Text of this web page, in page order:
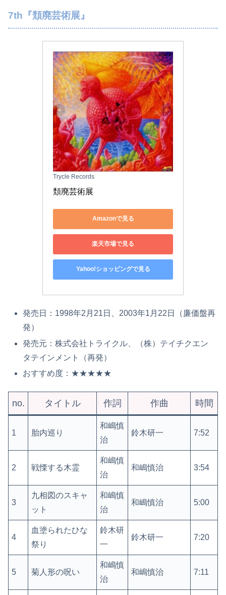
7th『頽廃芸術展』
Trycle Records
頽廃芸術展
Amazonで見る
楽天市場で見る
Yahoo!ショッピングで見る
発売日：1998年2月21日、2003年1月22日（廉価盤再
発）
発売元：株式会社トライクル、（株）テイチクエン
タテインメント（再発）
おすすめ度：★★★★★
no. タイトル 作詞 作曲 時間
1 胎内巡り
和嶋慎
治
鈴木研一 7:52
2 戦慄する木霊
和嶋慎
治
和嶋慎治 3:54
3
九相図のスキャ
ット
和嶋慎
治
和嶋慎治 5:00
4
血塗られたひな
祭り
鈴木研
一
鈴木研一 7:20
5 菊人形の呪い
和嶋慎
治
和嶋慎治 7:11